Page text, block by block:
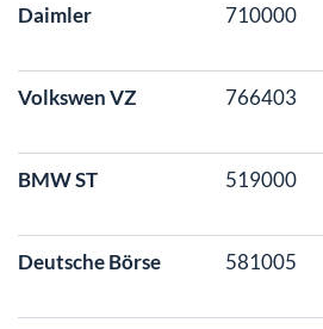
Daimler 710000
Volkswen VZ 766403
BMW ST 519000
Deutsche Börse 581005